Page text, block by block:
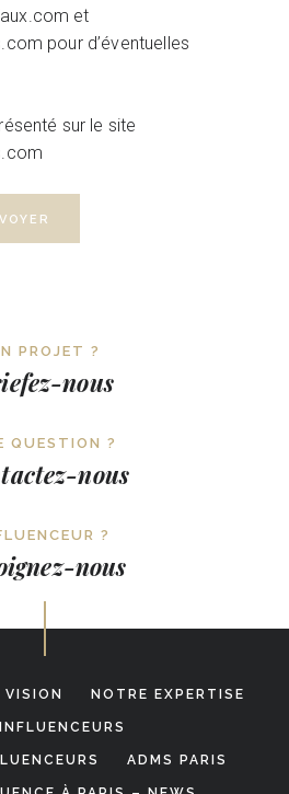
et
pour d’éventuelles
sur le site
PROJET ?
nous
QUESTION ?
nous
?
nous
VISION NOTRE EXPERTISE
ADMS PARIS